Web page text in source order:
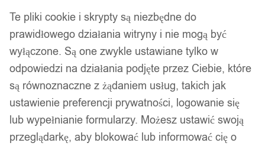
Te pliki cookie i skrypty są niezbędne do
prawidłowego działania witryny i nie mogą być
wyłączone. Są one zwykle ustawiane tylko w
odpowiedzi na działania podjęte przez Ciebie, które
są równoznaczne z żądaniem usług, takich jak
ustawienie preferencji prywatności, logowanie się
lub wypełnianie formularzy. Możesz ustawić swoją
przeglądarkę, aby blokować lub informować cię o